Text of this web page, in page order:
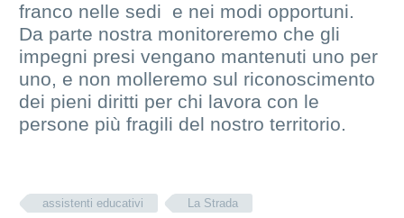
franco nelle sedi e nei modi opportuni.
Da parte nostra monitoreremo che gli
impegni presi vengano mantenuti uno per
uno, e non molleremo sul riconoscimento
dei pieni diritti per chi lavora con le
persone più fragili del nostro territorio.
assistenti educativi La Strada